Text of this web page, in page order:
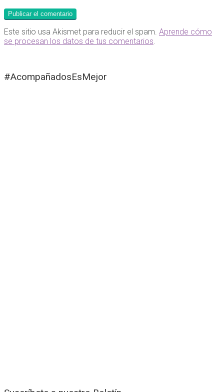
Este sitio usa Akismet para reducir el spam. Aprende cómo
se procesan los datos de tus comentarios
#AcompañadosEsMejor